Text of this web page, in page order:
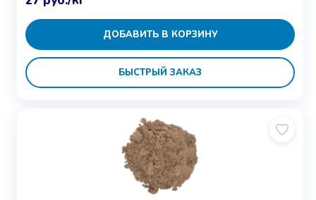
ДОБАВИТЬ В КОРЗИНУ
БЫСТРЫЙ ЗАКАЗ